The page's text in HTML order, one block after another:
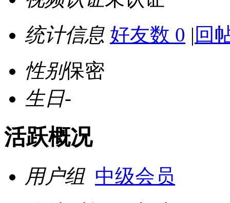
统计信息 好友数 0 | 回
性别保密
生日-
活跃概况
用户组 中级会员